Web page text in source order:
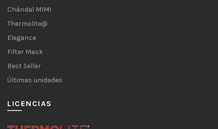
Chándal MIMI
Thermolite@
Elegance
Filter Mask
Best Seller
Últimas unidades
LICENCIAS